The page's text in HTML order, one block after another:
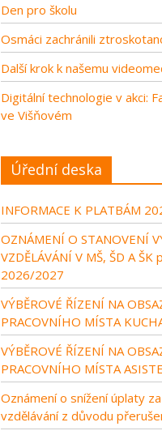
Den pro školu
Osmáci zachránili
Další krok k našemu
Digitální technologie v akci:
ve Višňovém
Úřední deska
INFORMACE K PLATBÁM
OZNÁMENÍ O STANOVENÍ
VZDĚLÁVÁNÍ V MŠ, ŠD A ŠK
2026/2027
VÝBĚROVÉ ŘÍZENÍ NA
PRACOVNÍHO MÍSTA
VÝBĚROVÉ ŘÍZENÍ NA
PRACOVNÍHO MÍSTA
Oznámení o snížení úplaty
vzdělávání z důvodu